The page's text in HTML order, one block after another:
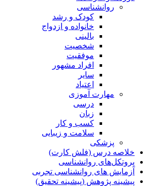
روانشناسی
کودک و رشد
خانواده و ازدواج
بالینی
شخصیت
موفقیت
افراد مشهور
سایر
اعتیاد
مهارت آموزی
درسی
زبان
کسب و کار
سلامت و زیبایی
پزشکی
خلاصه درس (فلش کارت)
پروتکل‌های روانشناسی
آزمایش های روانشناسی تجربی
پیشینه پژوهش (پیشینه تحقیق)